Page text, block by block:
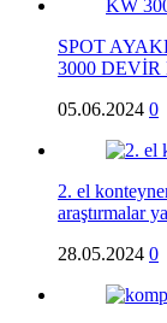
SPOT
3000
05.06.2024 0
2. el
araştırmalar
28.05.2024 0